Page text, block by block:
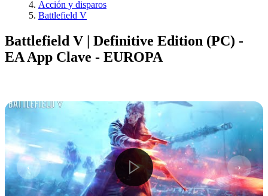
Acción y disparos
Battlefield V
Battlefield V | Definitive Edition (PC) -
EA App Clave - EUROPA